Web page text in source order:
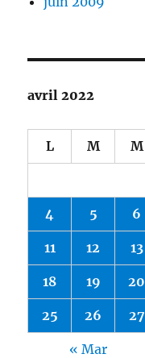
avril 2022
L M M
4 5 6
11 12 13
18 19 20
25 26 27
« Mar